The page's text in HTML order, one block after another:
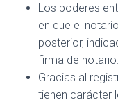
Los poderes
en que el
posterior,
firma de notario.
Gracias al
tienen carácter